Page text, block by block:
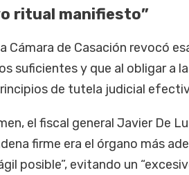
ritual manifiesto”
Cámara de Casación revocó
suficientes y que al obligar a
de tutela judicial
el fiscal general Javier De
firme era el órgano más
posible”, evitando un